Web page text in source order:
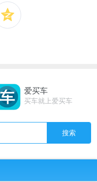
爱买车
买车就上爱买车
搜索